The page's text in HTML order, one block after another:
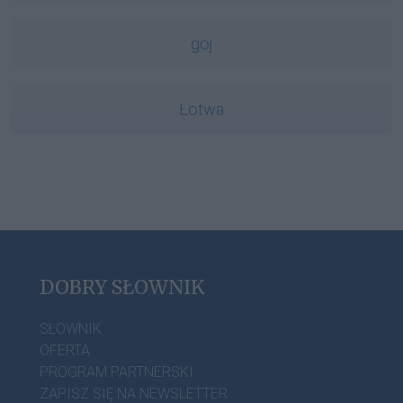
goj
Łotwa
DOBRY SŁOWNIK
SŁOWNIK
OFERTA
PROGRAM PARTNERSKI
ZAPISZ SIĘ NA NEWSLETTER